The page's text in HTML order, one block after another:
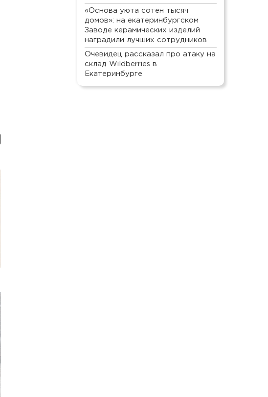
«Основа уюта сотен тысяч
домов»: на екатеринбургском
Заводе керамических изделий
наградили лучших сотрудников
Очевидец рассказал про атаку на
склад Wildberries в
Екатеринбурге